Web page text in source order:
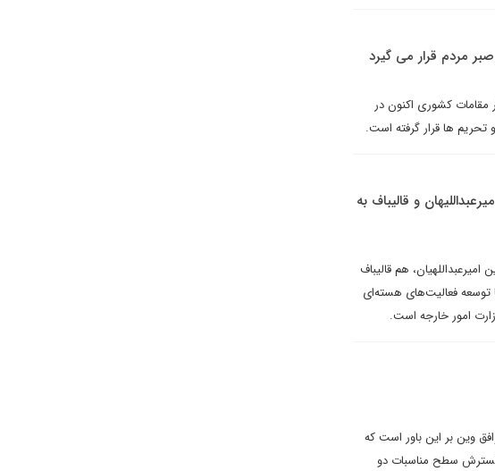
مردم قرار می گیرد
مقامات کشوری اکنون در
ها قرار گرفته است.
و قالیباف به
هم قالیباف
توسعه فعالیت‌های هسته‌ای
امور خارجه است.
وین بر این باور است که
سطح مناسبات دو